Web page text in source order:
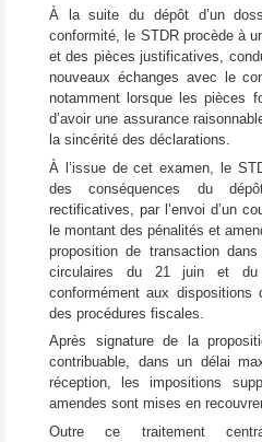
À la suite du dépôt d’un
conformité, le STDR procède à
et des pièces justificatives,
nouveaux échanges avec le
notamment lorsque les pièces
d’avoir une assurance
la sincérité des déclarations.
À l’issue de cet examen, le
des conséquences du
rectificatives, par l’envoi d’un
le montant des pénalités et
proposition de transaction
circulaires du 21 juin et
conformément aux dispositions
des procédures fiscales.
Après signature de la
contribuable, dans un délai
réception, les impositions
amendes sont mises en
Outre ce traitement